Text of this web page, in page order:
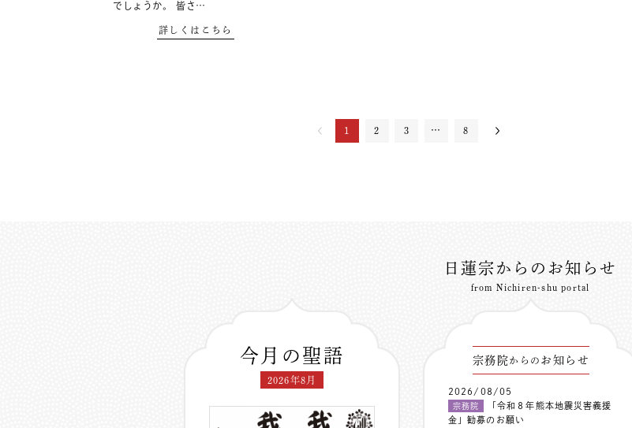
でしょうか。 皆さ…
詳しくはこちら
1 2 3 … 8
日蓮宗からのお知らせ
from Nichiren-shu portal
今月の聖語
2026年8月
宗務院からの お知らせ
2026/08/05
宗務院
「令和８年熊本地震災害義援
金」勧募のお願い